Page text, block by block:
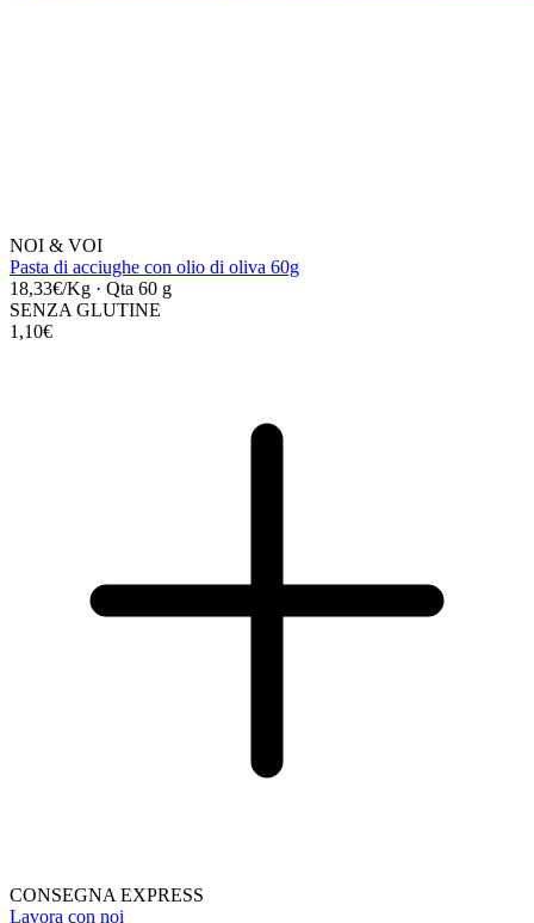
NOI & VOI
Pasta di acciughe con olio di oliva 60g
18,33€/Kg · Qta 60 g
SENZA GLUTINE
1,10€
CONSEGNA EXPRESS
Lavora con noi